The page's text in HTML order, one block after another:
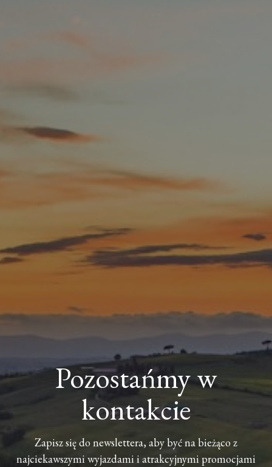
Pozostańmy w
kontakcie
Zapisz się do newslettera, aby być na bieżąco z
najciekawszymi wyjazdami i atrakcyjnymi promocjami